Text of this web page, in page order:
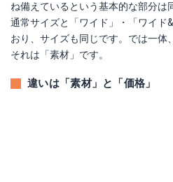
ね備えているという基本的な部分は
通常サイズと「ワイド」・「ワイド
おり、サイズも同じです。では一体
それは「素材」です。
違いは「素材」と「価格」